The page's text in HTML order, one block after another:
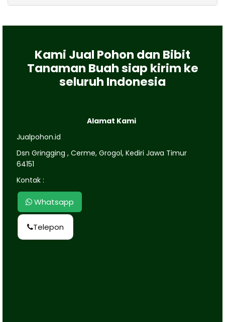
Kami Jual Pohon dan Bibit
Tanaman Buah siap kirim ke
seluruh Indonesia
Alamat Kami
Jualpohon.id
Dsn Gringging , Cerme, Grogol, Kediri Jawa Timur
64151
Kontak :
Whatsapp
Telepon